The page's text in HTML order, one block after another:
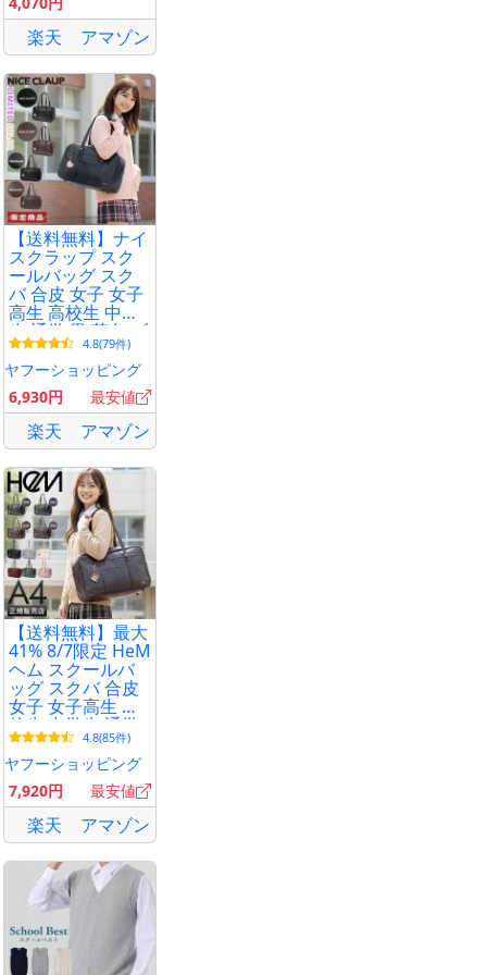
140 150)
楽天 アマゾン
【送料無料】ナイ
スクラップ スク
ールバッグ スク
バ 合皮 女子 女子
高生 高校生 中学
生 通学 黒 茶色 ブ
ラック ブラウン
かわいい NICE
CLAUP NC378
4.8(79件)
ヤフーショッピング
6,930円
最安値
楽天 アマゾン
【送料無料】最大
41% 8/7限定 HeM
ヘム スクールバ
ッグ スクバ 合皮
女子 女子高生 高
校生 中学生 通学
黒 茶色 ブラック
ブラウン バッグ
カバン かわいい
A4 39-7200
4.8(85件)
ヤフーショッピング
7,920円
最安値
楽天 アマゾン